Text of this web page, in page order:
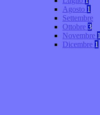
Agosto 1
Settembre
Ottobre 3
Novembre 1
Dicembre 1